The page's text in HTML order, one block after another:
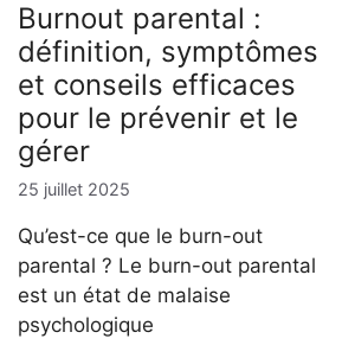
Burnout parental :
définition, symptômes
et conseils efficaces
pour le prévenir et le
gérer
25 juillet 2025
Qu’est-ce que le burn-out
parental ? Le burn-out parental
est un état de malaise
psychologique